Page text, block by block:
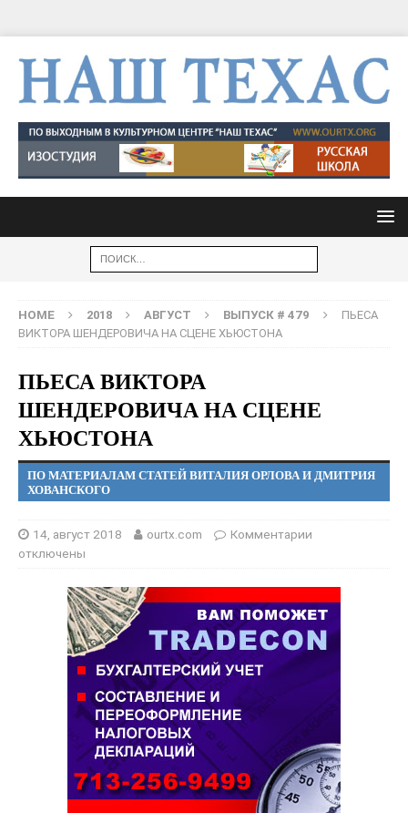
HOME 2018 АВГУСТ ВЫПУСК # 479
ПЬЕСА
ВИКТОРА ШЕНДЕРОВИЧА НА СЦЕНЕ ХЬЮСТОНА
ПЬЕСА ВИКТОРА
ШЕНДЕРОВИЧА НА СЦЕНЕ
ХЬЮСТОНА
ПО МАТЕРИАЛАМ СТАТЕЙ ВИТАЛИЯ ОРЛОВА И ДМИТРИЯ
ХОВАНСКОГО
14, август 2018 ourtx.com
Комментарии
отключены